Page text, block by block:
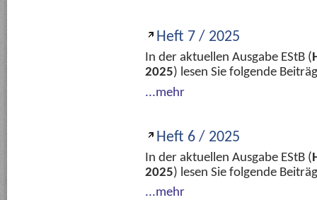
Heft 7 / 2025
In der aktuellen Ausgabe EStB (
2025) lesen Sie folgende
...mehr
Heft 6 / 2025
In der aktuellen Ausgabe EStB (
2025) lesen Sie folgende
...mehr